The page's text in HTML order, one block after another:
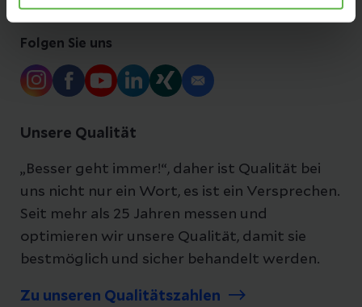
Folgen Sie uns
Unsere Qualität
„Besser geht immer!“, daher ist Qualität bei
uns nicht nur ein Wort, es ist ein Versprechen.
Seit mehr als 25 Jahren messen und
optimieren wir unsere Qualität, damit sie
bestmöglich und sicher behandelt werden.
Zu unseren Qualitätszahlen